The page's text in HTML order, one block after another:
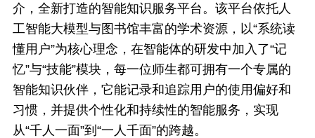
介，全新打造的智能知识服务平台。该平台依托人
工智能大模型与图书馆丰富的学术资源，以“系统读
懂用户”为核心理念，在智能体的研发中加入了“记
忆”与“技能”模块，每一位师生都可拥有一个专属的
智能知识伙伴，它能记录和追踪用户的使用偏好和
习惯，并提供个性化和持续性的智能服务，实现
从“千人一面”到“一人千面”的跨越。